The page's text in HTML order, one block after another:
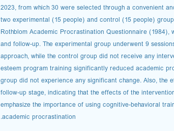
2023, from which 30 were selected through a convenient
two experimental (15 people) and control (15 people)
Rothblom Academic Procrastination Questionnaire
and follow-up. The experimental group underwent 9
approach, while the control group did not receive any
esteem program training significantly reduced academic
group did not experience any significant change. Also, the
follow-up stage, indicating that the effects of the
emphasize the importance of using cognitive-behavioral
academic procrastination.